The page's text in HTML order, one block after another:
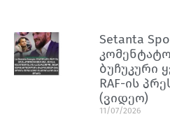
Setanta
ბუჩუკური
RAF-ის
(ვიდეო)
11/07/2026